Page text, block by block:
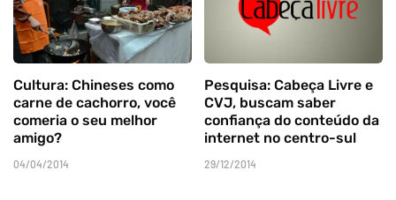
Cultura: Chineses como
carne de cachorro, você
comeria o seu melhor
amigo?
04/04/2014
Pesquisa: Cabeça Livre e
CVJ, buscam saber
confiança do conteúdo da
internet no centro-sul
29/12/2014